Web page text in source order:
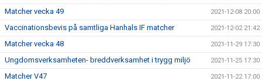
Matcher vecka 49 2021-12-08 20:00
Vaccinationsbevis på samtliga Hanhals IF matcher 2021-12-02 21:42
Matcher vecka 48 2021-11-29 17:30
Ungdomsverksamheten- breddverksamhet i trygg miljö 2021-11-25 17:30
Matcher V47 2021-11-22 17:00